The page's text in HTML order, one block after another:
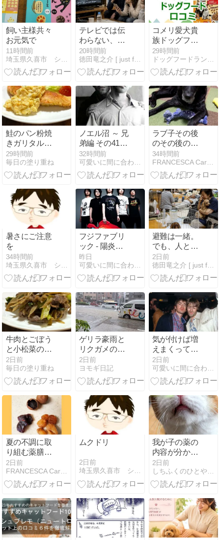
飼い主様共々
お元気で
11時間前
テレビでは伝
わらない、被
災地の現実
20時間前
徳田竜之介 [ just for animals ]
コメリ愛犬貴
族ドッグフー
ドの口コミ！
メリット・デ
メリットを全
29時間前
鮭のパン粉焼
きガリタルタ
ル
29時間前
毎日の塗り重ね
ノエル沼 ～ 兄
弟編 その41
～
32時間前
ラブ子その後
のその後のそ
の後
34時間前
FRANCESCA Care Partner
暑さにご注意
を
34時間前
フジファブリ
ック - 陽炎
LIVE
(2005.02.23
DOPING-
SCHOOL at
SHIBUYA O-
EAST)
昨日
避難は一緒。
でも、人とペ
ットの場所は
別々
2日前
徳田竜之介 [ just for animals ]
牛肉とごぼう
と小松菜のし
ぐれ煮風炒め
2日前
毎日の塗り重ね
ゲリラ豪雨と
リクガメの夏
眠
2日前
ヨモギ日記
気が付けば増
えまくってる
可愛いオアシ
ス動画自分用
まとめ
2日前
夏の不調に取
り組む薬膳と
方剤のハナシ
2日前
FRANCESCA Care Partner
ムクドリ
2日前
埼玉県久喜市 シロー動物病院のブログ
我が子の薬の
内容が分から
ない？
2日前